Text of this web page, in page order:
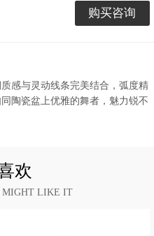
购买咨询
感与灵动线条完美结合，弧度精
陶瓷盆上优雅的舞者，魅力锐不
欢
MIGHT LIKE IT